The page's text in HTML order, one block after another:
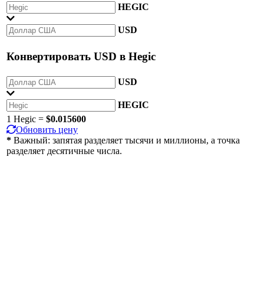
HEGIC
USD
Конвертировать USD в Hegic
USD
HEGIC
1 Hegic = $0.015600
Обновить цену
* Важный: запятая разделяет тысячи и миллионы, а точка
разделяет десятичные числа.